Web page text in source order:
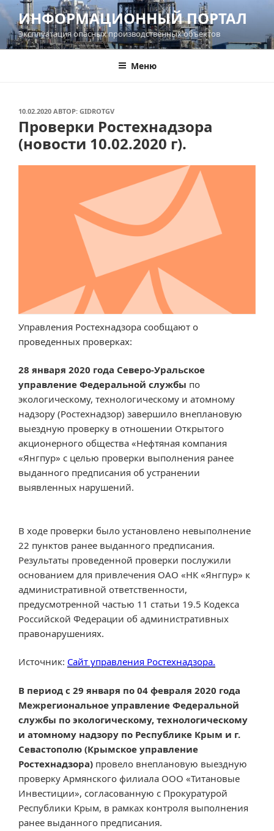
Перейти
содержимому
ИНФОРМАЦИОННЫЙ ПОРТАЛ
Эксплуатация опасных производственных объектов
Меню
ОПУБЛИКОВАНО
10.02.2020 АВТОР: GIDROTGV
Проверки Ростехнадзора
(новости 10.02.2020 г).
Управления Ростехнадзора сообщают о
проведенных проверках:
28 января 2020 года Северо-Уральское
управление Федеральной службы по
экологическому, технологическому и атомному
надзору (Ростехнадзор) завершило внеплановую
выездную проверку в отношении Открытого
акционерного общества «Нефтяная компания
«Янгпур» с целью проверки выполнения ранее
выданного предписания об устранении
выявленных нарушений.
В ходе проверки было установлено невыполнение
22 пунктов ранее выданного предписания.
Результаты проведенной проверки послужили
основанием для привлечения ОАО «НК «Янгпур» к
административной ответственности,
предусмотренной частью 11 статьи 19.5 Кодекса
Российской Федерации об административных
правонарушениях.
Источник: Сайт управления Ростехнадзора.
В период с 29 января по 04 февраля 2020 года
Межрегиональное управление Федеральной
службы по экологическому, технологическому
и атомному надзору по Республике Крым и г.
Севастополю (Крымское управление
Ростехнадзора) провело внеплановую выездную
проверку Армянского филиала ООО «Титановые
Инвестиции», согласованную с Прокуратурой
Республики Крым, в рамках контроля выполнения
ранее выданного предписания.